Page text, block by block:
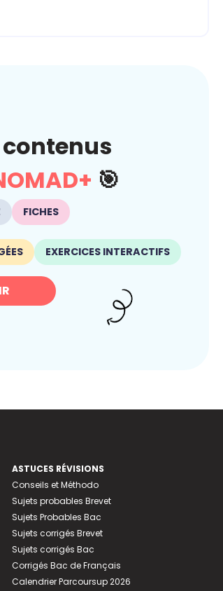
🎯
FICHES
EXERCICES INTERACTIFS
ASTUCES RÉVISIONS
Conseils et Méthodo
Sujets probables Brevet
Sujets Probables Bac
Sujets corrigés Brevet
Sujets corrigés Bac
Corrigés Bac de Français
Calendrier Parcoursup 2026